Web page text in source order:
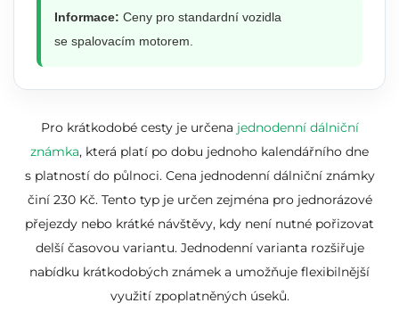
Informace: Ceny pro standardní vozidla
se spalovacím motorem.
Pro krátkodobé cesty je určena jednodenní dálniční
známka, která platí po dobu jednoho kalendářního dne
s platností do půlnoci. Cena jednodenní dálniční známky
činí 230 Kč. Tento typ je určen zejména pro jednorázové
přejezdy nebo krátké návštěvy, kdy není nutné pořizovat
delší časovou variantu. Jednodenní varianta rozšiřuje
nabídku krátkodobých známek a umožňuje flexibilnější
využití zpoplatněných úseků.